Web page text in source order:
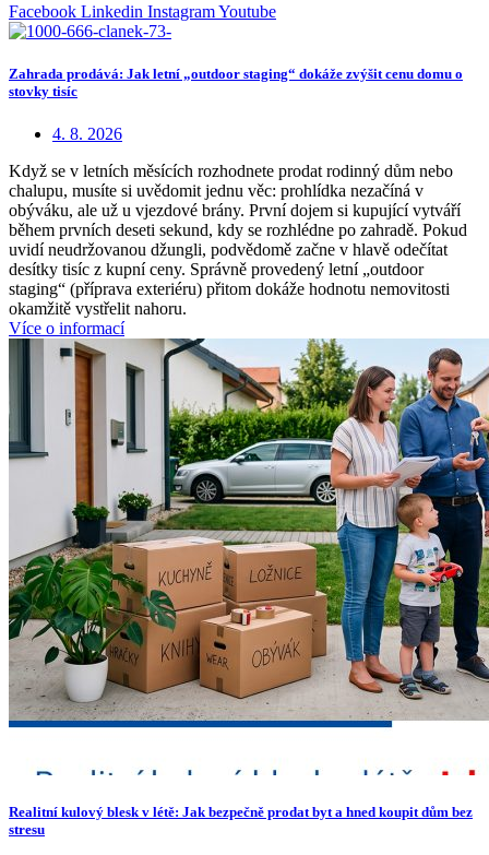
Facebook Linkedin InstagramYoutube
Zahrada prodává: Jak letní „outdoor staging“ dokáže zvýšit cenu domu o
stovky tisíc
4. 8. 2026
Když se v letních měsících rozhodnete prodat rodinný dům nebo
chalupu, musíte si uvědomit jednu věc: prohlídka nezačíná v
obýváku, ale už u vjezdové brány. První dojem si kupující vytváří
během prvních deseti sekund, kdy se rozhlédne po zahradě. Pokud
uvidí neudržovanou džungli, podvědomě začne v hlavě odečítat
desítky tisíc z kupní ceny. Správně provedený letní „outdoor
staging“ (příprava exteriéru) přitom dokáže hodnotu nemovitosti
okamžitě vystřelit nahoru.
Více o informací
Realitní kulový blesk v létě: Jak bezpečně prodat byt a hned koupit dům bez
stresu